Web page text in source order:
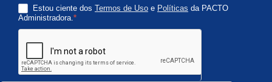
Estou ciente dos Termos de Uso e Políticas da PACTO
Administradora.*
a